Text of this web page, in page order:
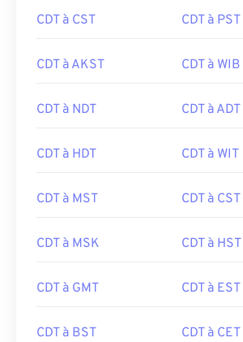
CDT à CST CDT à PST
CDT à AKST CDT à WIB
CDT à NDT CDT à ADT
CDT à HDT CDT à WIT
CDT à MST CDT à CST
CDT à MSK CDT à HST
CDT à GMT CDT à EST
CDT à BST CDT à CET